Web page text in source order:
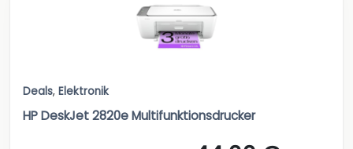
Deals, Elektronik
HP DeskJet 2820e Multifunktionsdrucker